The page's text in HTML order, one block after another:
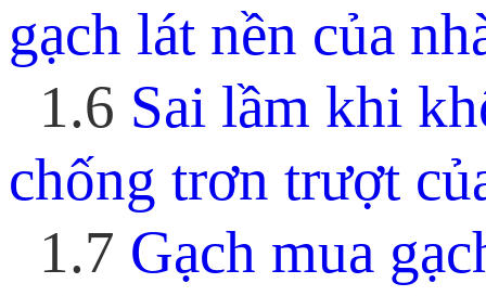
gạch lát nền của
1.6 Sai lầm khi
chống trơn trượt
1.7 Gạch mua